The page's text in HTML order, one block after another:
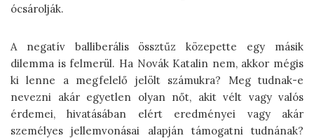
ócsárolják.
A negatív balliberális össztűz közepette egy másik
dilemma is felmerül. Ha Novák Katalin nem, akkor mégis
ki lenne a megfelelő jelölt számukra? Meg tudnak-e
nevezni akár egyetlen olyan nőt, akit vélt vagy valós
érdemei, hivatásában elért eredményei vagy akár
személyes jellemvonásai alapján támogatni tudnának?